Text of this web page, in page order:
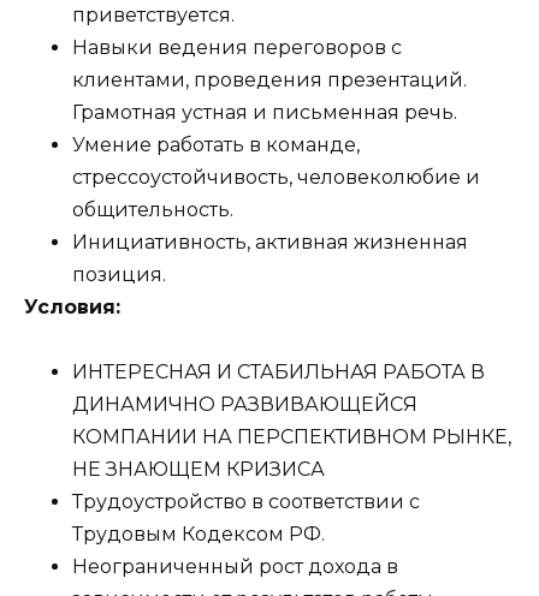
приветствуется.
Навыки ведения переговоров с
клиентами, проведения презентаций.
Грамотная устная и письменная речь.
Умение работать в команде,
стрессоустойчивость, человеколюбие и
общительность.
Инициативность, активная жизненная
позиция.
Условия:
ИНТЕРЕСНАЯ И СТАБИЛЬНАЯ РАБОТА В
ДИНАМИЧНО РАЗВИВАЮЩЕЙСЯ
КОМПАНИИ НА ПЕРСПЕКТИВНОМ РЫНКЕ,
НЕ ЗНАЮЩЕМ КРИЗИСА
Трудоустройство в соответствии с
Трудовым Кодексом РФ.
Неограниченный рост дохода в